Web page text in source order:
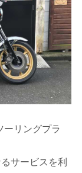
ーリングプラ
サービスを利